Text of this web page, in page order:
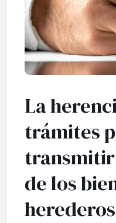
La
trámites
de los
herederos